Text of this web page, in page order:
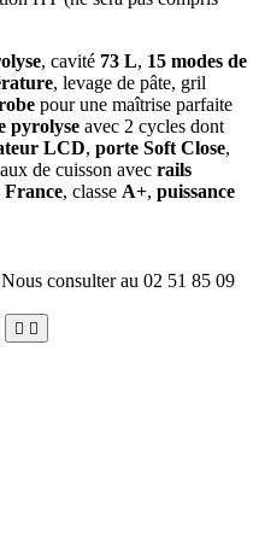
, cavité 73 L, 15 modes de
, levage de pâte, gril
pour une maîtrise parfaite
pyrolyse avec 2 cycles dont
LCD, porte Soft Close,
de cuisson avec rails
France, classe A+, puissance
consulter au 02 51 85 09
 